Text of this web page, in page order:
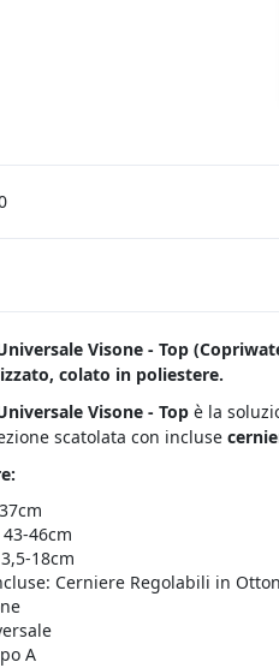
Visone - Top
colato in poliestere.
Visone - Topè la
scatolata con incluse
46cm
18cm
Cerniere Regolabili in
A